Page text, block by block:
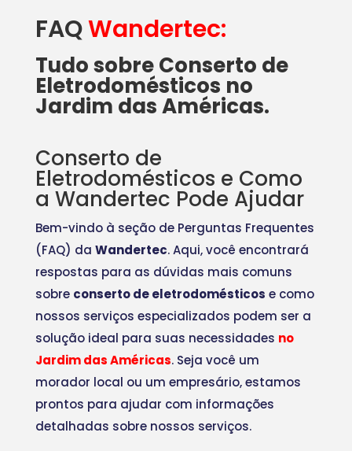
FAQWandertec:
Tudo sobre Conserto de
Eletrodomésticos no
Jardim das Américas.
Conserto de
Eletrodomésticos e Como
a Wandertec Pode Ajudar
Bem-vindo à seção de Perguntas Frequentes
(FAQ) da Wandertec. Aqui, você encontrará
respostas para as dúvidas mais comuns
sobre conserto de eletrodomésticos e como
nossos serviços especializados podem ser a
solução ideal para suas necessidades no
Jardim das Américas. Seja você um
morador local ou um empresário, estamos
prontos para ajudar com informações
detalhadas sobre nossos serviços.